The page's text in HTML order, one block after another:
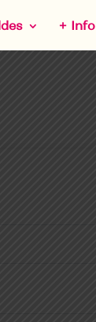
+ Info